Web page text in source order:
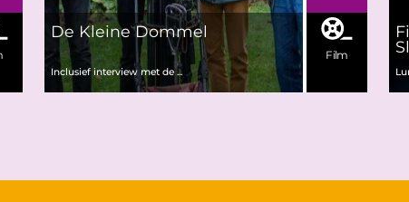
De Kleine Dommel
Inclusief interview met de ...
Film